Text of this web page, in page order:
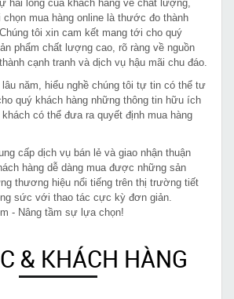
hài lòng của khách hàng về chất lượng,
mua hàng online là thước đo thành
tôi xin cam kết mang tới cho quý
phẩm chất lượng cao, rõ ràng về nguồn
cạnh tranh và dịch vụ hậu mãi chu đáo.
năm, hiểu nghề chúng tôi tự tin có thể tư
quý khách hàng những thông tin hữu ích
có thể đưa ra quyết định mua hàng
cấp dịch vụ bán lẻ và giao nhận thuận
hàng dễ dàng mua được những sản
thương hiệu nổi tiếng trên thị trường tiết
sức với thao tác cực kỳ đơn giản.
- Nâng tầm sự lựa chọn!
& KHÁCH HÀNG